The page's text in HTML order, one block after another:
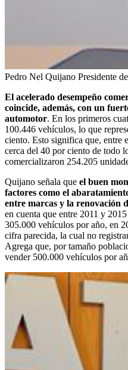
Pedro Nel Quijano Presidente
El acelerado desempeño
coincide, además, con un
automotor. En los primeros
100.446 vehículos, lo que
ciento. Esto significa que, entre
cerca del 40 por ciento de todo
comercializaron 254.205
Quijano señala que el buen
factores como el
entre marcas y la renovación
en cuenta que entre 2011 y
305.000 vehículos por año, en
cifra parecida, la cual no
Agrega que, por tamaño
vender 500.000 vehículos por